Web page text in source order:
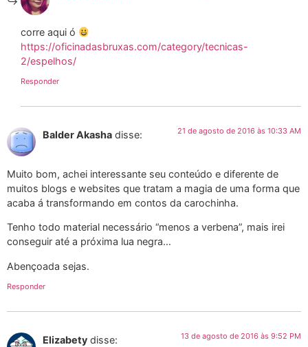
corre aqui ó
https://oficinadasbruxas.com/category/tecnicas-
2/espelhos/
Responder
Balder Akasha disse: 21 de agosto de 2016 às 10:33 AM
Muito bom, achei interessante seu conteúdo e diferente de
muitos blogs e websites que tratam a magia de uma forma que
acaba á transformando em contos da carochinha.
Tenho todo material necessário “menos a verbena”, mais irei
conseguir até a próxima lua negra…
Abençoada sejas.
Responder
Elizabety disse: 13 de agosto de 2016 às 9:52 PM